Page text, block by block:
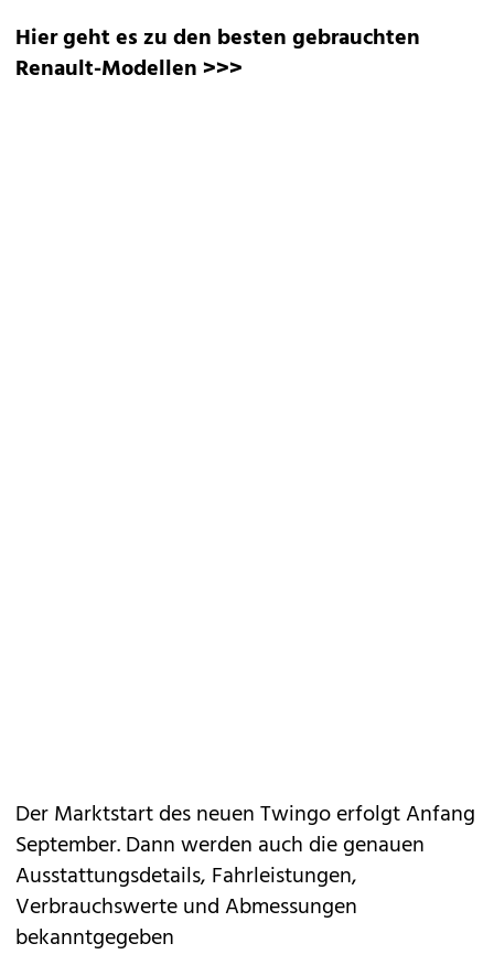
Hier geht es zu den besten gebrauchten
Renault-Modellen >>>
Der Marktstart des neuen Twingo erfolgt Anfang
September. Dann werden auch die genauen
Ausstattungsdetails, Fahrleistungen,
Verbrauchswerte und Abmessungen
bekanntgegeben